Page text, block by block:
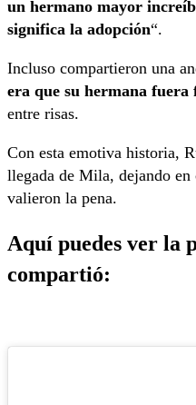
un hermano mayor
significa la adopción“.
Incluso compartieron una
era que su hermana fuera
entre risas.
Con esta emotiva historia,
llegada de Mila, dejando
valieron la pena.
Aquí puedes ver la
compartió: